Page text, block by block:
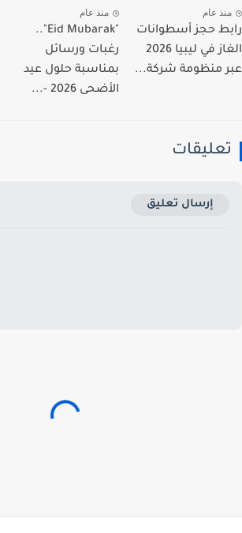
عام
حجز أسطوانات
الغاز في ليبيا 2026
منظومة شركة...
منذ عام
"Eid Mubarak"..
رغبات ورسائل
بمناسبة حلول عيد
الأضحى 2026 -...
إرسال تعليق